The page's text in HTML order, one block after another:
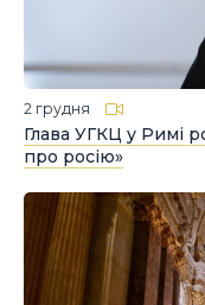
2 грудня
Глава УГКЦ у Римі
про росію»